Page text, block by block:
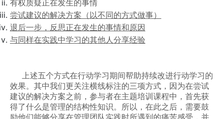
有权质疑正在发生的事情
尝试建议的解决方案（以不同的方式做事）
退后一步，反思正在发生的事情和原因
与同样在实践中学习的其他人分享经验
上述五个方式在行动学习期间帮助持续改进行动学习的
效果。其中我们更关注横线标注的三项方式，因为在尝试
建议的解决方案之前，参与者在主题培训课程中，首先获
得了什么是管理的结构性知识。所以，在此之后，需要鼓
励他们能够分享在管理团队实践时所遇到的痛苦感受，并